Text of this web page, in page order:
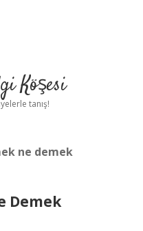
Köşesi
tanış!
ne demek
Demek